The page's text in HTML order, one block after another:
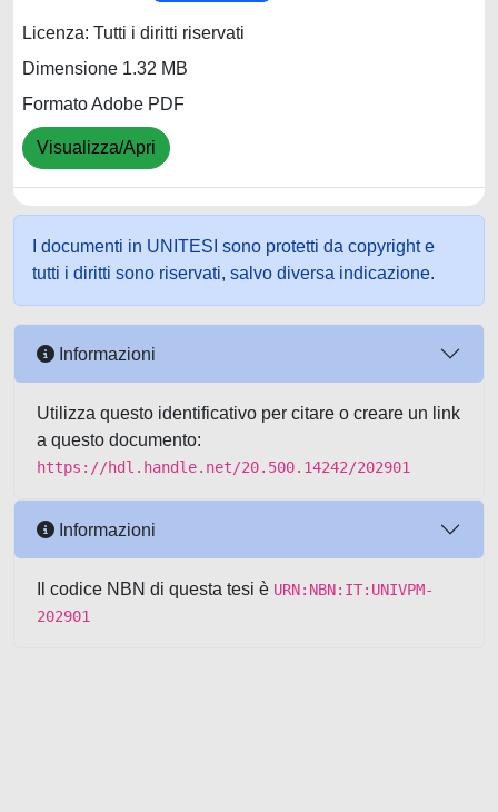
Licenza: Tutti i diritti riservati
Dimensione 1.32 MB
Formato Adobe PDF
Visualizza/Apri
I documenti in UNITESI sono protetti da copyright e
tutti i diritti sono riservati, salvo diversa indicazione.
Informazioni
Utilizza questo identificativo per citare o creare un link
a questo documento:
https://hdl.handle.net/20.500.14242/202901
Informazioni
Il codice NBN di questa tesi è URN:NBN:IT:UNIVPM-
202901